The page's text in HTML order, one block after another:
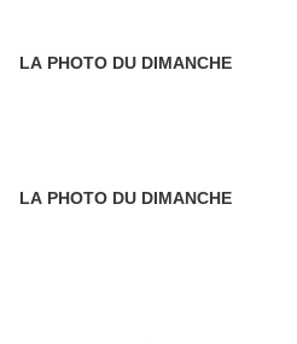
LA PHOTO DU DIMANCHE
LA PHOTO DU DIMANCHE